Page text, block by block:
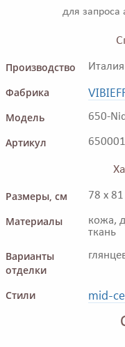
для запроса
Производство
Италия
Фабрика
Модель 650-
Артикул 650001
Размеры, см
78 x
Материалы
кожа,
ткань
Варианты
отделки
Стили mid-